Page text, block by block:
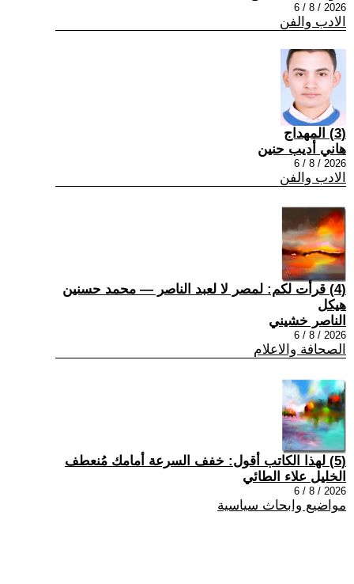
2026 / 8 / 6
الادب والفن
(3) المهداج
هاني أديب حنين
2026 / 8 / 6
الادب والفن
(4) قرأت لكم: لمصر لا لعبد الناصر — محمد حسنين
هيكل
الناصر خشيني
2026 / 8 / 6
الصحافة والاعلام
(5) لهذا الكاتب أقول: خفف السرعة أمامك مُنعطف
الخليل علاء الطائي
2026 / 8 / 6
مواضيع وابحاث سياسية